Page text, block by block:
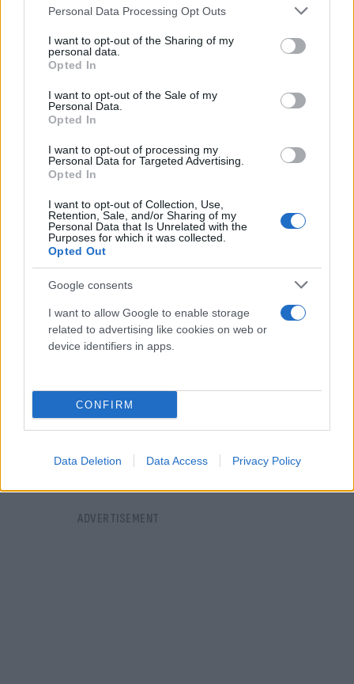
Please note that this website/app uses one or more Google
not limited to your visit or usage behaviour. You may click to
grant or deny consent to Google and its third-party tags to
use your data for below specified purposes in below Google
consent section.
Personal Data Processing Opt Outs
I want to opt-out of the Sharing of my
personal data.
Opted In
I want to opt-out of the Sale of my
Personal Data.
Opted In
I want to opt-out of processing my
Personal Data for Targeted Advertising.
Opted In
I want to opt-out of Collection, Use,
Retention, Sale, and/or Sharing of my
Personal Data that Is Unrelated with the
Purposes for which it was collected.
Opted Out
Google consents
I want to allow Google to enable storage
related to advertising like cookies on web or
device identifiers in apps.
CONFIRM
Data Deletion Data Access Privacy Policy
Ο Φράνκο Γκαμπριέλι, τέλος, υφυπουργός παρά
την προεδρία της ιταλικής κυβέρνησης, από τον
οποίο εξαρτώνται οι υπηρεσίες πληροφοριών της
χώρας, επέμεινε ότι «τα όσα αναφέρονται στο
μπορεί να έχουν ως πηγή τις υπηρεσίες
πληροφοριών -όπως αποσαφηνίσθηκε και στο
παρελθόν- στερούνται κάθε βάσης».
Πηγή: ΑΠΕ-ΜΠΕ